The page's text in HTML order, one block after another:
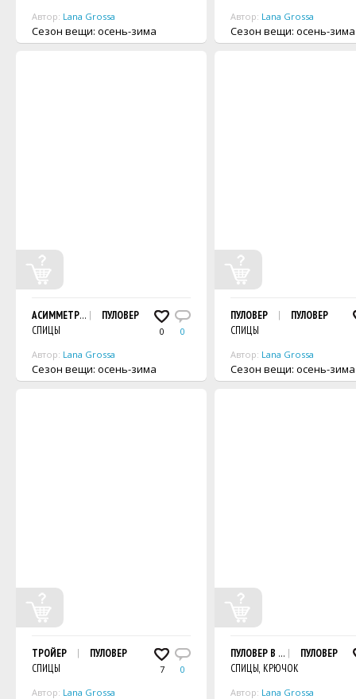
Автор: Lana Grossa
Сезон вещи: осень-зима
Автор: Lana Grossa
Сезон вещи: осень-зима
0 0
АСИММЕТРИЧНЫЙ ПУЛОВЕР
ПУЛОВЕР
СПИЦЫ
Автор: Lana Grossa
Сезон вещи: осень-зима
ПУЛОВЕР
ПУЛОВЕР
СПИЦЫ
Автор: Lana Grossa
Сезон вещи: осень-зима
7 0
ТРОЙЕР
ПУЛОВЕР
СПИЦЫ
Автор: Lana Grossa
ПУЛОВЕР В ТЕХНИКЕПУЛОВЕР
СПИЦЫ, КРЮЧОК
Автор: Lana Grossa